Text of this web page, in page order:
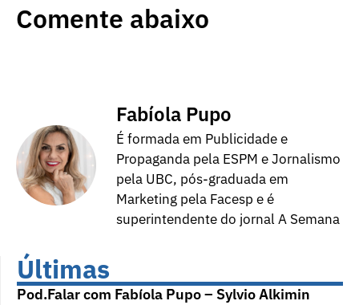
Comente abaixo
Fabíola Pupo
É formada em Publicidade e
Propaganda pela ESPM e Jornalismo
pela UBC, pós-graduada em
Marketing pela Facesp e é
superintendente do jornal A Semana
Últimas
Pod.Falar com Fabíola Pupo – Sylvio Alkimin